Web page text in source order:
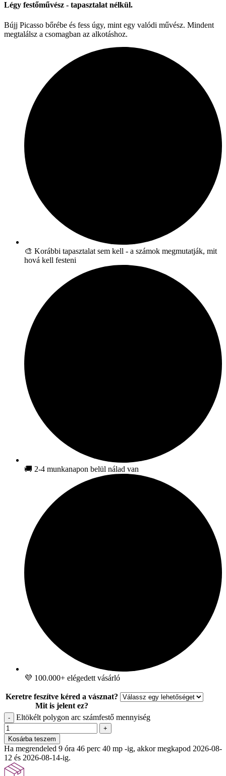
Légy festőművész - tapasztalat nélkül.
Bújj Picasso bőrébe és fess úgy, mint egy valódi művész. Mindent
megtalálsz a csomagban az alkotáshoz.
🎨 Korábbi tapasztalat sem kell - a számok megmutatják, mit
hová kell festeni
🚚 2-4 munkanapon belül nálad van
💜 100.000+ elégedett vásárló
Keretre feszítve kéred a vásznat?
Mit is jelent ez?
- Eltökélt polygon arc számfestő mennyiség
+
Kosárba teszem
Ha megrendeled 9 óra 46 perc 38 mp -ig, akkor megkapod 2026-08-
12 és 2026-08-14-ig.